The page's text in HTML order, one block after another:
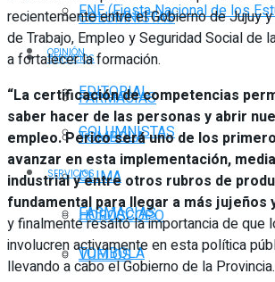
COLUMNISTAS
SERVICIOS
FARMACIAS
TOMBOLA
CLIMA
HORÓSCOPO
VUELOS
FNE (Fiesta Nacional de los
OPINIÓN
EDITORIAL
COLUMNISTAS
SERVICIOS
FARMACIAS
TOMBOLA
recientemente entre el Gobierno de Jujuy
de Trabajo, Empleo y Seguridad Social de
a fortalecer la formación.
“La certificación de competencias
saber hacer de las personas y abrir
empleo. Perico será uno de los
avanzar en esta implementación,
industrial y entre otros rubros de
fundamental para llegar a más jujeños
y finalmente resaltó la importancia de que
involucren activamente en esta política
llevando a cabo el Gobierno de la Provincia.